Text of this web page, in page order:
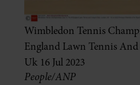
Wimbledon Tennis
England Lawn Tennis
Uk 16 Jul 2023
People/ANP